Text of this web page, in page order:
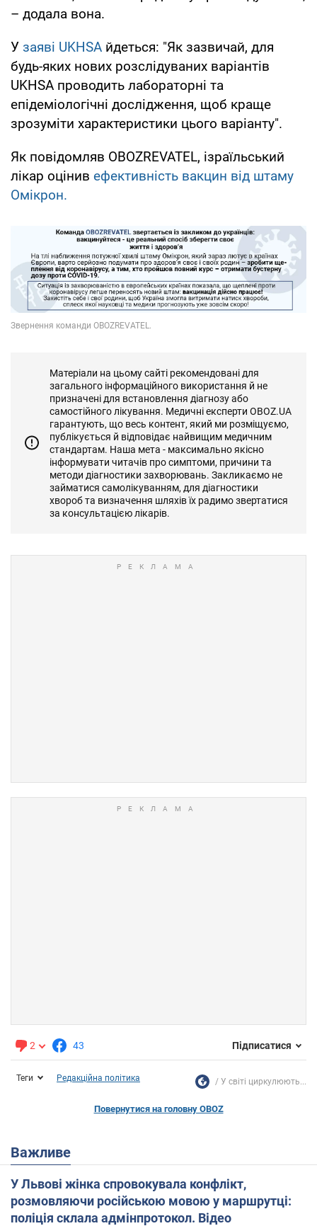
– додала вона.
У заяві UKHSA йдеться: "Як зазвичай, для
будь-яких нових розслідуваних варіантів
UKHSA проводить лабораторні та
епідеміологічні дослідження, щоб краще
зрозуміти характеристики цього варіанту".
Як повідомляв OBOZREVATEL, ізраїльський
лікар оцінив ефективність вакцин від штаму
Омікрон.
Матеріали на цьому сайті рекомендовані для
загального інформаційного використання й не
призначені для встановлення діагнозу або
самостійного лікування. Медичні експерти OBOZ.UA
гарантують, що весь контент, який ми розміщуємо,
публікується й відповідає найвищим медичним
стандартам. Наша мета - максимально якісно
інформувати читачів про симптоми, причини та
методи діагностики захворювань. Закликаємо не
займатися самолікуванням, для діагностики
хвороб та визначення шляхів їх радимо звертатися
за консультацією лікарів.
2 43 Підписатися
Теги Редакційна політика У світі циркулюють...
Повернутися на головну OBOZ
Важливе
У Львові жінка спровокувала конфлікт,
розмовляючи російською мовою у маршрутці:
поліція склала адмінпротокол. Відео